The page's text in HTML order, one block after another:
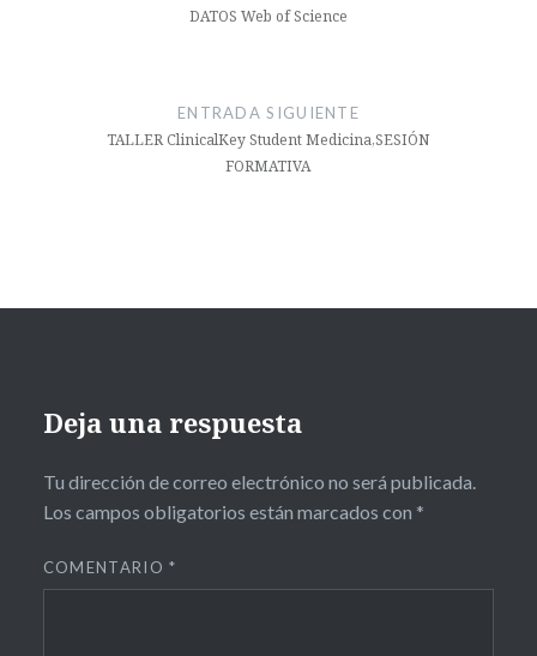
DATOS Web of Science
ENTRADA SIGUIENTE
TALLER ClinicalKey Student Medicina,SESIÓN
FORMATIVA
Deja una respuesta
Tu dirección de correo electrónico no será publicada.
Los campos obligatorios están marcados con *
COMENTARIO*